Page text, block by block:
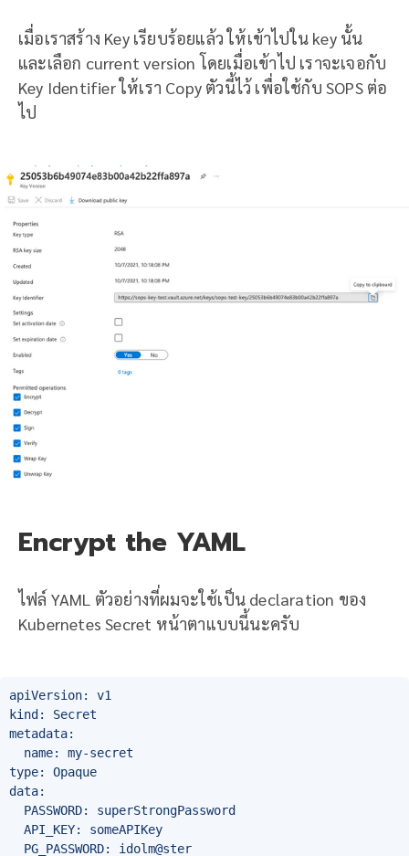
เมื่อเราสร้าง Key เรียบร้อยแล้ว ให้เข้าไปใน key นั้น
และเลือก current version โดยเมื่อเข้าไป เราจะเจอกับ
Key Identifier ให้เรา Copy ตัวนี้ไว้ เพื่อใช้กับ SOPS ต่อ
ไป
Encrypt the YAML
ไฟล์ YAML ตัวอย่างที่ผมจะใช้เป็น declaration ของ
Kubernetes Secret หน้าตาแบบนี้นะครับ
apiVersion: v1
kind: Secret
metadata:
  name: my-secret
type: Opaque
data:
  PASSWORD: superStrongPassword
  API_KEY: someAPIKey
  PG_PASSWORD: idolm@ster